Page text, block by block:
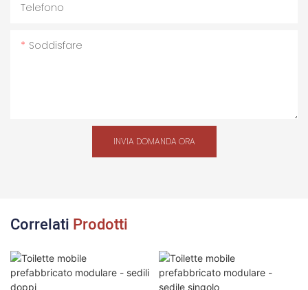
Telefono
Soddisfare
INVIA DOMANDA ORA
Correlati Prodotti